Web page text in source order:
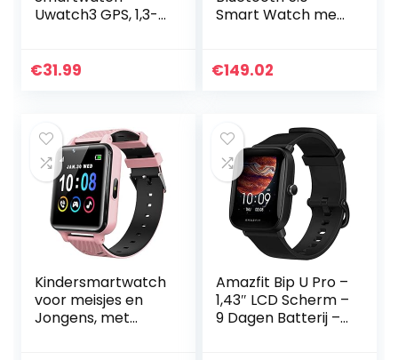
Uwatch3 GPS, 1,3-
Ingebouwde GPS
€31.99
Smart Watch met
5ATM + IP68
€149.02
Kindersmartwatch
voor meisjes en
Jongens, met
Amazfit Bip U Pro –
1,43″ LCD Scherm –
9 Dagen Batterij –